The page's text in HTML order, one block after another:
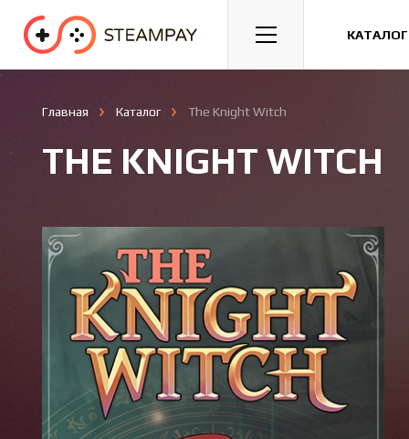
Спорт Гонки Казуальные
Главная Каталог The Knight Witch
THE KNIGHT WITCH